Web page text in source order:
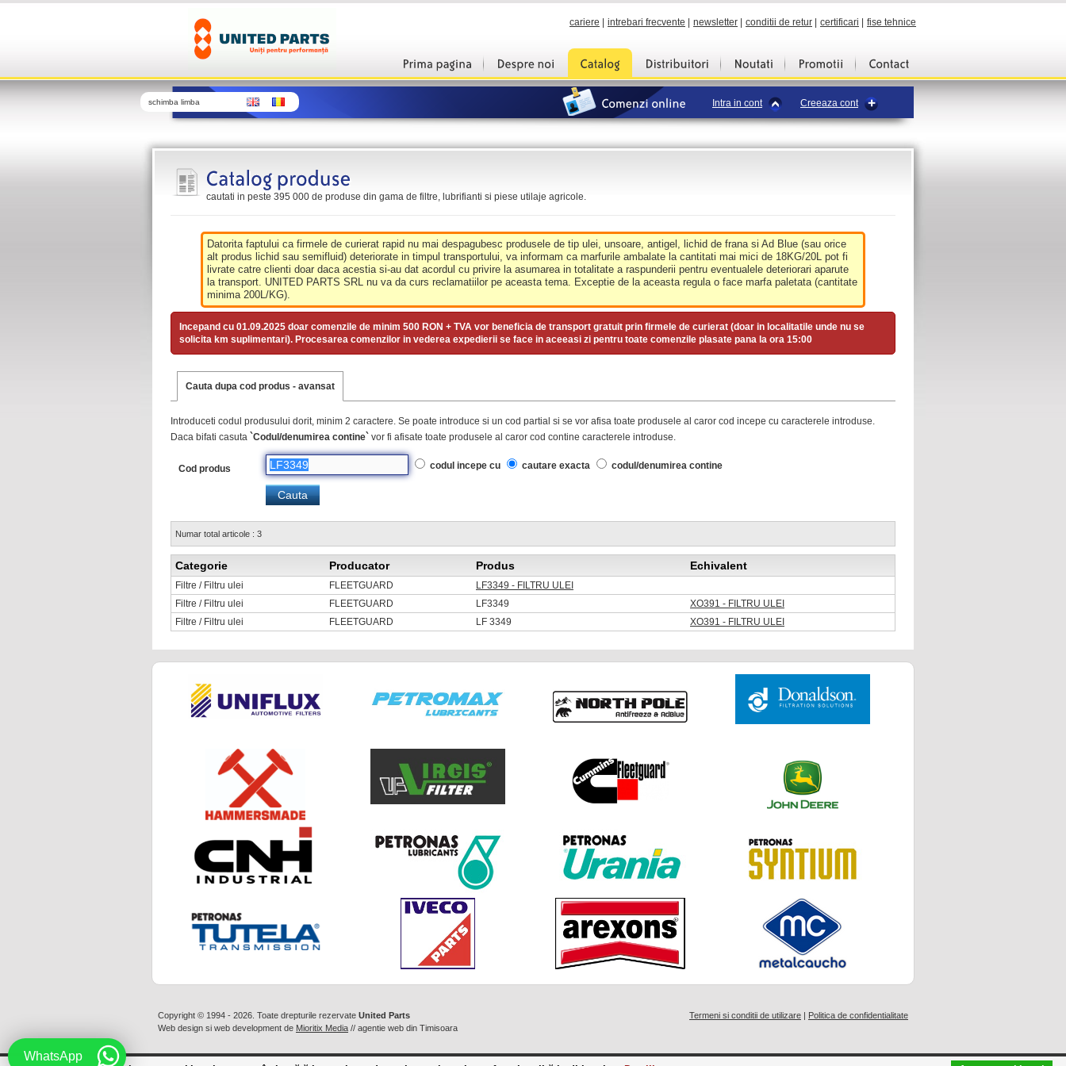
cariere intrebari frecvente newsletter conditii de retur certificari fise tehnice
schimba limba Intra in cont Creeaza cont
cautati in peste 395 000 de produse din gama de filtre, lubrifianti si piese utilaje agricole.
Datorita faptului ca firmele de curierat rapid nu mai despagubesc produsele de tip ulei, unsoare, antigel, lichid de frana si Ad Blue (sau orice
alt produs lichid sau semifluid) deteriorate in timpul transportului, va informam ca marfurile ambalate la cantitati mai mici de 18KG/20L pot fi
livrate catre clienti doar daca acestia si-au dat acordul cu privire la asumarea in totalitate a raspunderii pentru eventualele deteriorari aparute
la transport. UNITED PARTS SRL nu va da curs reclamatiilor pe aceasta tema. Exceptie de la aceasta regula o face marfa paletata (cantitate
minima 200L/KG).
Incepand cu 01.09.2025 doar comenzile de minim 500 RON + TVA vor beneficia de transport gratuit prin firmele de curierat (doar in localitatile unde nu se
solicita km suplimentari). Procesarea comenzilor in vederea expedierii se face in aceeasi zi pentru toate comenzile plasate pana la ora 15:00
Cauta dupa cod produs - avansat
Introduceti codul produsului dorit, minim 2 caractere. Se poate introduce si un cod partial si se vor afisa toate produsele al caror cod incepe cu caracterele introduse.
Daca bifati casuta `Codul/denumirea contine` vor fi afisate toate produsele al caror cod contine caracterele introduse.
Cod produs codul incepe cu cautare exacta codul/denumirea contine
Numar total articole : 3
Categorie Producator Produs Echivalent
Filtre / Filtru ulei FLEETGUARD
LF3349 - FILTRU ULEI
Filtre / Filtru ulei
FLEETGUARD LF3349
XO391 - FILTRU ULEI
Filtre / Filtru ulei
FLEETGUARD LF 3349 XO391 - FILTRU ULEI
Copyright © 1994 - 2026. Toate drepturile rezervate United Parts
Web design si web development de Mioritix Media // agentie web din Timisoara
Termeni si conditii de utilizare Politica de confidentialitate
WhatsApp